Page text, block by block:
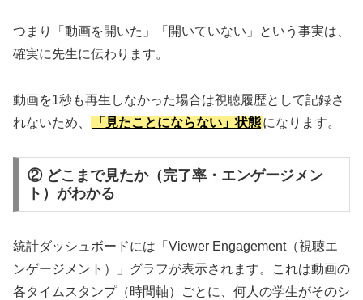
つまり「動画を開いた」「開いていない」という事実は、
確実に先生に伝わります。
動画を1秒も再生しなかった場合は視聴履歴として記録さ
れないため、
「見たことにならない」状態になります。
② どこまで見たか（完了率・エンゲージメン
ト）がわかる
統計ダッシュボードには「Viewer Engagement（視聴エ
ンゲージメント）」グラフが表示されます。これは動画の
各タイムスタンプ（時間軸）ごとに、何人の学生がそのシ